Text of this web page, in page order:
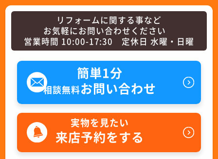
リフォームに関する事など
お気軽にお問い合わせください
営業時間 10:00-17:30 定休日 水曜・日曜
簡単1分
相談無料お問い合わせ
実物を見たい
来店予約をする